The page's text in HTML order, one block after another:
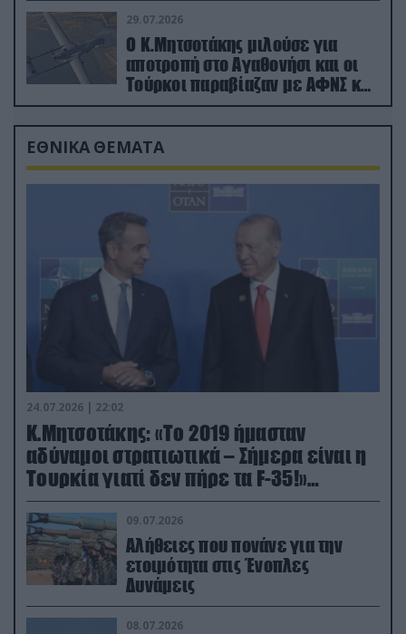
29.07.2026
Ο Κ.Μητσοτάκης μιλούσε για
αποτροπή στο Αγαθονήσι και οι
Τούρκοι παραβίαζαν με ΑΦΝΣ και
drone
ΕΘΝΙΚΑ ΘΕΜΑΤΑ
24.07.2026 | 22:02
Κ.Μητσοτάκης: «Το 2019 ήμασταν
αδύναμοι στρατιωτικά – Σήμερα είναι η
Τουρκία γιατί δεν πήρε τα F-35!»
(βίντεο)
09.07.2026
Αλήθειες που πονάνε για την
ετοιμότητα στις Ένοπλες
Δυνάμεις
08.07.2026